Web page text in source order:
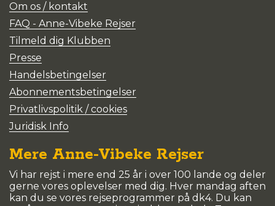
Om os / kontakt
FAQ - Anne-Vibeke Rejser
Tilmeld dig Klubben
Presse
Handelsbetingelser
Abonnementsbetingelser
Privatlivspolitik / cookies
Juridisk Info
Mere Anne-Vibeke Rejser
Vi har rejst i mere end 25 år i over 100 lande og deler
gerne vores oplevelser med dig. Hver mandag aften
kan du se vores rejseprogrammer på dk4. Du kan